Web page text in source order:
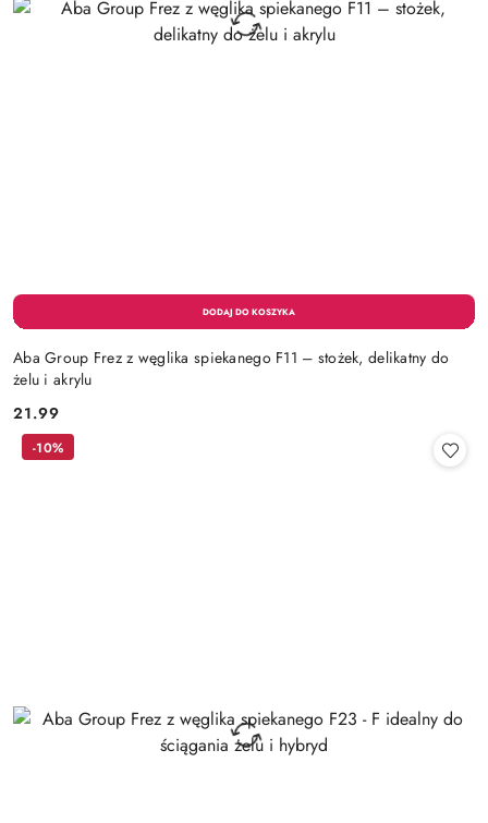
Aba Group Frez z węglika spiekanego F11 – stożek, delikatny do
żelu i akrylu
Cena:
21.99
-10%